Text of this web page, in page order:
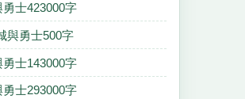
士423000字
與勇士500字
士143000字
士293000字